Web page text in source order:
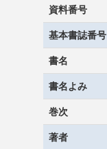
資料番号
基本書誌番号
書名
書名よみ
巻次
著者